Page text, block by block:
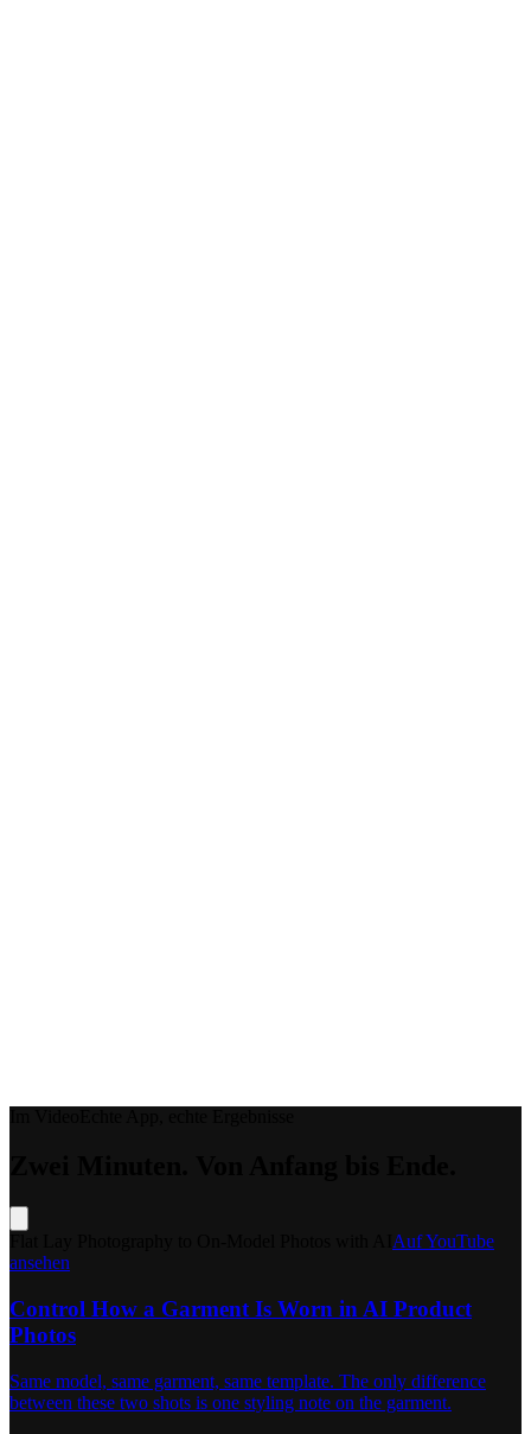
Auf YouTube
ansehen
Control How a Garment Is Worn in AI Product
Photos
Same model, same garment, same template. The only difference
between these two shots is one styling note on the garment.